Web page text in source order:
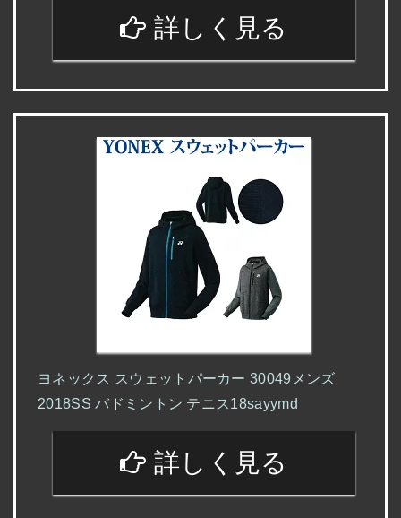
詳しく見る
ヨネックス スウェットパーカー 30049メンズ
2018SS バドミントン テニス18sayymd
詳しく見る